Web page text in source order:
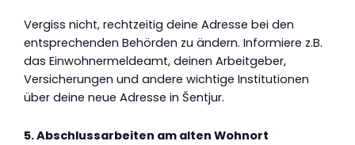
Vergiss nicht, rechtzeitig deine Adresse bei den
entsprechenden Behörden zu ändern. Informiere z.B.
das Einwohnermeldeamt, deinen Arbeitgeber,
Versicherungen und andere wichtige Institutionen
über deine neue Adresse in Šentjur.
5. Abschlussarbeiten am alten Wohnort